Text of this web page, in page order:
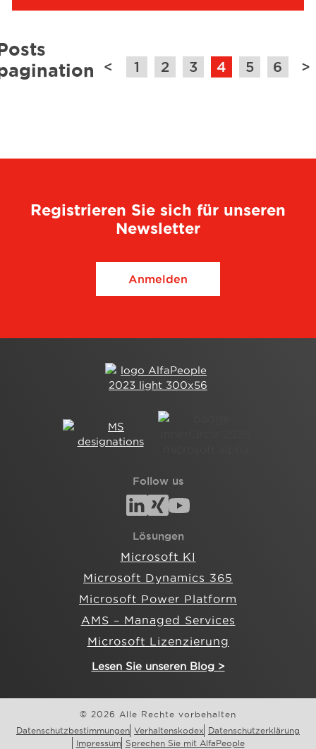
< 1 2 3 4 5 6 >
Registrieren Sie sich für unseren
Newsletter
Anmelden
Follow us
Lösungen
Microsoft KI
Microsoft Dynamics 365
Microsoft Power Platform
AMS – Managed Services
Microsoft Lizenzierung
Lesen Sie unseren Blog >
© 2026 Alle Rechte vorbehalten
Datenschutzbestimmungen Verhaltenskodex
Datenschutzerklärung
Impressum Sprechen Sie mit AlfaPeople